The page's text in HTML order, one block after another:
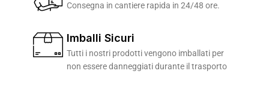
Consegna in cantiere rapida in 24/48 ore.
Imballi Sicuri
Tutti i nostri prodotti vengono imballati per
non essere danneggiati durante il trasporto